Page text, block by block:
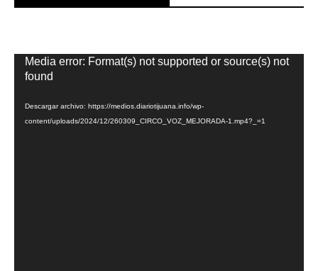
Reproductor
de
Media error: Format(s) not supported or source(s) not
found
Descargar archivo: https://medios.diariotijuana.info/wp-
content/uploads/2024/12/260309_CIRCO_VOZ_MEJORADA-1.mp4?_=1